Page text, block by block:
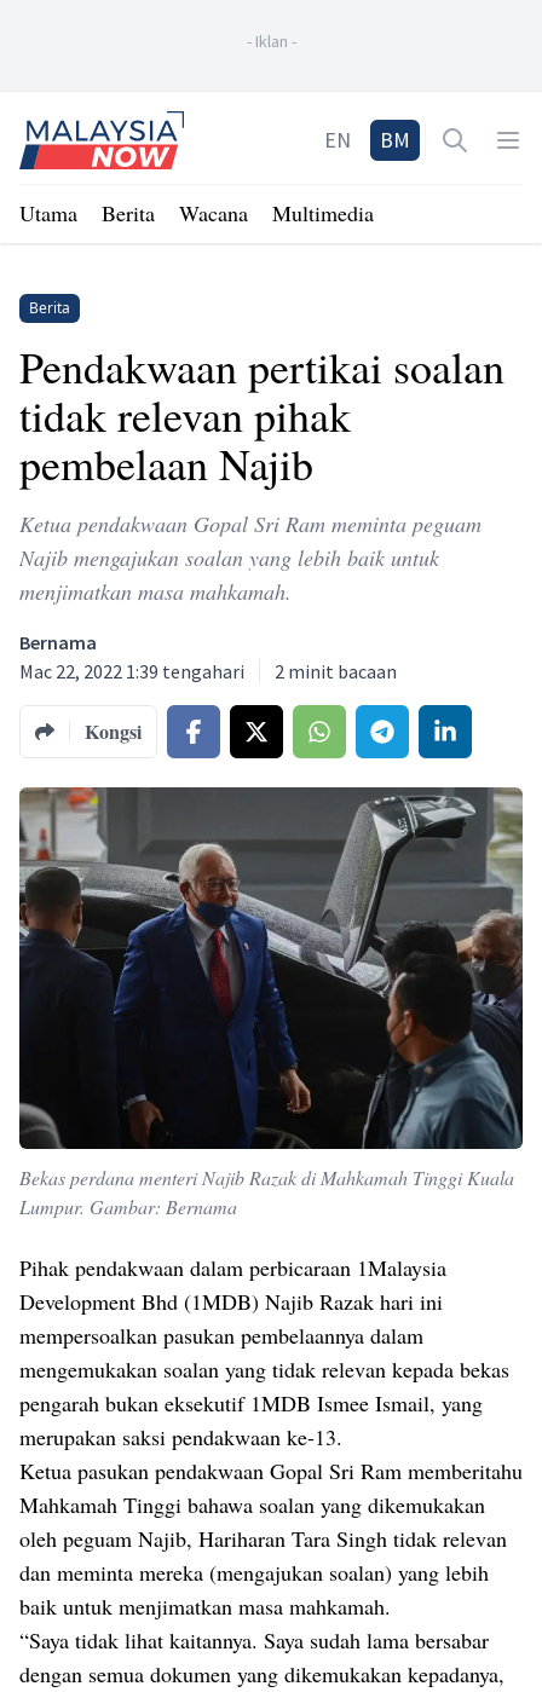
- Iklan -
Home
EN BM Open
Utama Berita Wacana Multimedia
Berita
Pendakwaan pertikai soalan
tidak relevan pihak
pembelaan Najib
Ketua pendakwaan Gopal Sri Ram meminta peguam
Najib mengajukan soalan yang lebih baik untuk
menjimatkan masa mahkamah.
Bernama
Mac 22, 2022 1:39 tengahari
2 minit bacaan
Kongsi
Bekas perdana menteri Najib Razak di Mahkamah Tinggi Kuala
Lumpur. Gambar: Bernama
Pihak pendakwaan dalam perbicaraan 1Malaysia
Development Bhd (1MDB) Najib Razak hari ini
mempersoalkan pasukan pembelaannya dalam
mengemukakan soalan yang tidak relevan kepada bekas
pengarah bukan eksekutif 1MDB Ismee Ismail, yang
merupakan saksi pendakwaan ke-13.
Ketua pasukan pendakwaan Gopal Sri Ram memberitahu
Mahkamah Tinggi bahawa soalan yang dikemukakan
oleh peguam Najib, Hariharan Tara Singh tidak relevan
dan meminta mereka (mengajukan soalan) yang lebih
baik untuk menjimatkan masa mahkamah.
“Saya tidak lihat kaitannya. Saya sudah lama bersabar
dengan semua dokumen yang dikemukakan kepadanya,